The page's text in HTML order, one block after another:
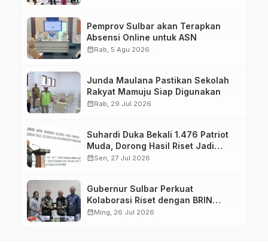
Pemprov Sulbar akan Terapkan
Absensi Online untuk ASN
calendar_monthRab, 5 Agu 2026
Junda Maulana Pastikan Sekolah
Rakyat Mamuju Siap Digunakan
calendar_monthRab, 29 Jul 2026
Suhardi Duka Bekali 1.476 Patriot
Muda, Dorong Hasil Riset Jadi
Dasar Kebijakan Transmigrasi
calendar_monthSen, 27 Jul 2026
Gubernur Sulbar Perkuat
Kolaborasi Riset dengan BRIN
untuk Mendukung Pembangunan
calendar_monthMing, 26 Jul 2026